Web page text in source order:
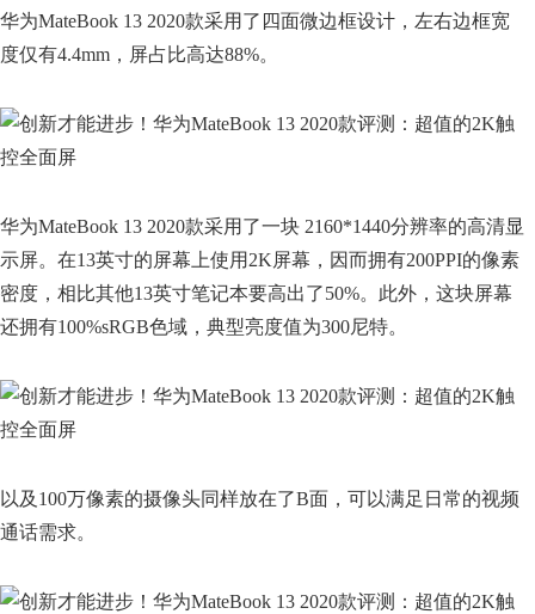
华为MateBook 13 2020款采用了四面微边框设计，左右边框宽
度仅有4.4mm，屏占比高达88%。
华为MateBook 13 2020款采用了一块 2160*1440分辨率的高清显
示屏。在13英寸的屏幕上使用2K屏幕，因而拥有200PPI的像素
密度，相比其他13英寸笔记本要高出了50%。此外，这块屏幕
还拥有100%sRGB色域，典型亮度值为300尼特。
以及100万像素的摄像头同样放在了B面，可以满足日常的视频
通话需求。